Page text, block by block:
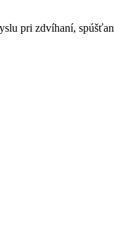
pri zdvíhaní,